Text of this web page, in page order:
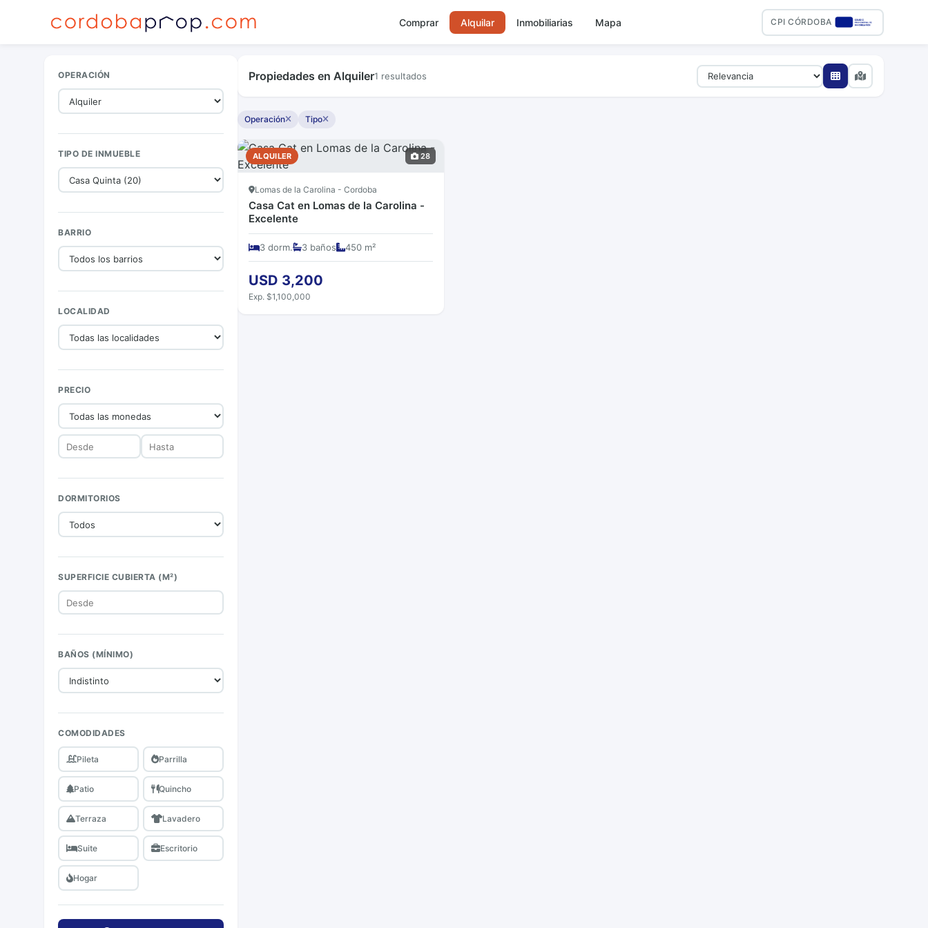
Comprar Alquilar Inmobiliarias Mapa CPI CÓRDOBA
OPERACIÓN
TIPO DE INMUEBLE
BARRIO
LOCALIDAD
PRECIO
DORMITORIOS
SUPERFICIE CUBIERTA (M²)
BAÑOS (MÍNIMO)
COMODIDADES
Pileta Parrilla
Patio Quincho
Terraza Lavadero
Suite Escritorio
Hogar
Propiedades en Alquiler1 resultados
Operación Tipo
ALQUILER 28
Lomas de la Carolina - Cordoba
Casa Cat en Lomas de la Carolina -
Excelente
3 dorm. 3 baños 450 m²
USD 3,200
Exp. $1,100,000